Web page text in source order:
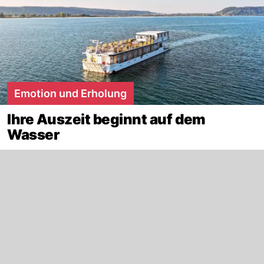
Emotion und Erholung
Ihre Auszeit beginnt auf dem
Wasser